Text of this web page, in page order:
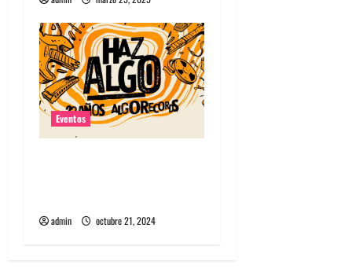
Eventos
admin octubre 21, 2024